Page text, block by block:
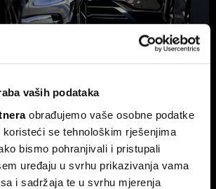
vaših podataka
obrađujemo vaše osobne podatke
koristeći se tehnološkim rješenjima
bismo pohranjivali i pristupali
uređaju u svrhu prikazivanja vama
i sadržaja te u svrhu mjerenja
globalnoj utrci za izradu
vozila
preplavljuje tržišta svojim automobilima
može kako bi ova brzorastuća marka
granica.